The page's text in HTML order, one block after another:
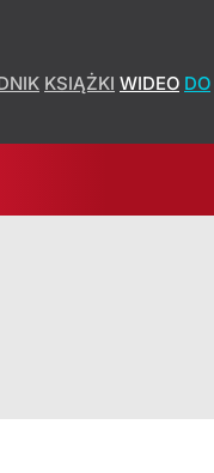
KSIĄŻKI WIDEO DO